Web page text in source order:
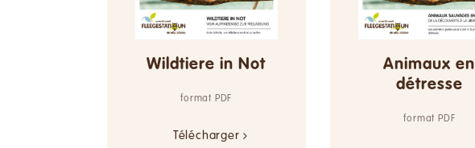
Wildtiere in Not
format PDF
Télécharger
Animaux en
détresse
format PDF